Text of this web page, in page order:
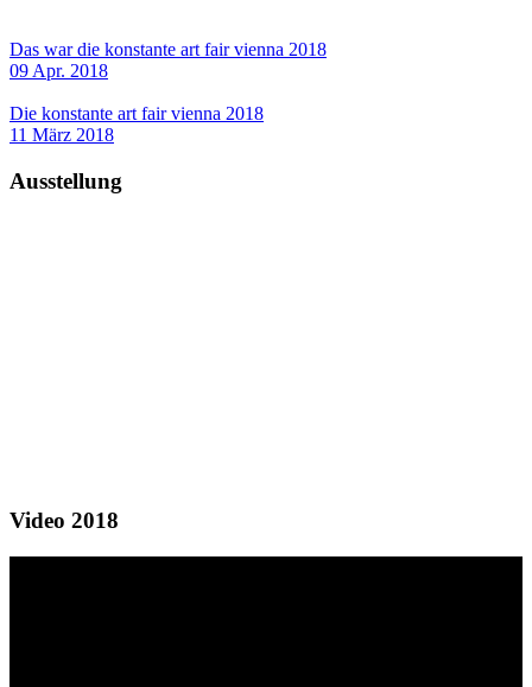
Das war die konstante art fair vienna 2018
09 Apr. 2018
Die konstante art fair vienna 2018
11 März 2018
Ausstellung
Video 2018